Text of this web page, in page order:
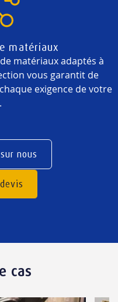
matériaux
matériaux adaptés à
vous garantit de
exigence de votre
nous
cas